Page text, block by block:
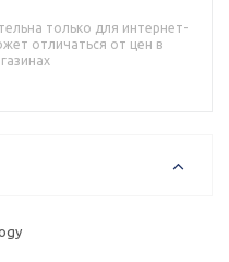
только для интернет-
отличаться от цен в